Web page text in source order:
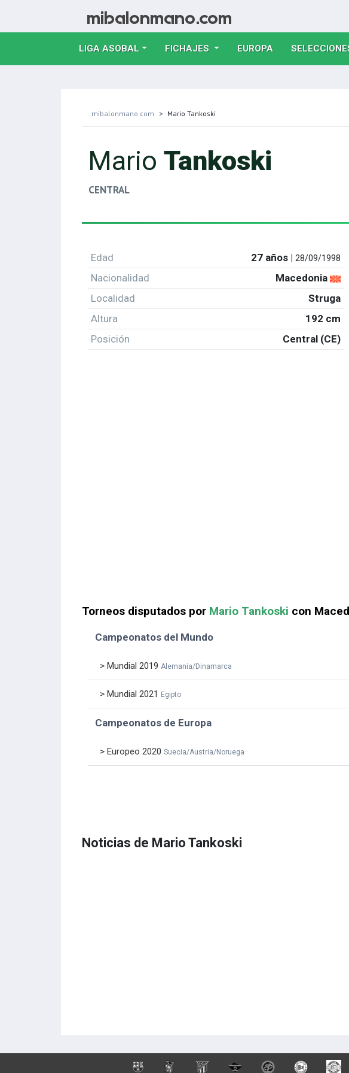
LIGA ASOBAL FICHAJES EUROPA(CURRENT)
mibalonmano.com Mario Tankoski
Mario Tankoski
CENTRAL
Edad 27 años |28/09/1998
Nacionalidad
Macedonia
Localidad
Struga
Altura
192 cm
Posición
Central (CE)
Torneos disputados por Mario Tankoski con
Campeonatos del Mundo
> Mundial 2019 Alemania/Dinamarca
> Mundial 2021 Egipto
Campeonatos de Europa
> Europeo 2020 Suecia/Austria/Noruega
Noticias de Mario Tankoski